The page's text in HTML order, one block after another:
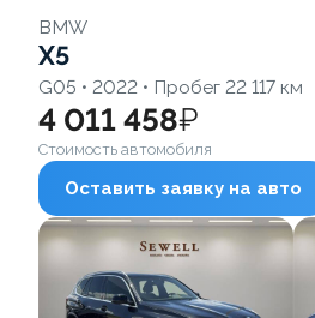
BMW
X5
G05 • 2022 • Пробег 22 117 км
4 011 458₽
Стоимость автомобиля
Оставить заявку на авто